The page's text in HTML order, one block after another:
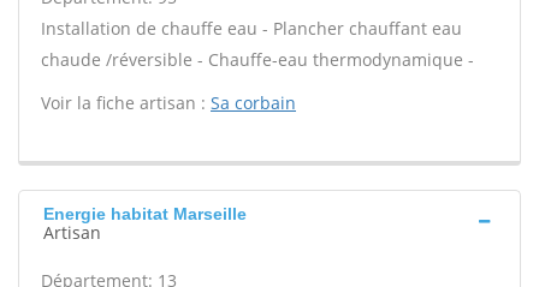
Installation de chauffe eau - Plancher chauffant eau
chaude /réversible - Chauffe-eau thermodynamique -
Voir la fiche artisan : Sa corbain
Energie habitat Marseille
Artisan
Département: 13